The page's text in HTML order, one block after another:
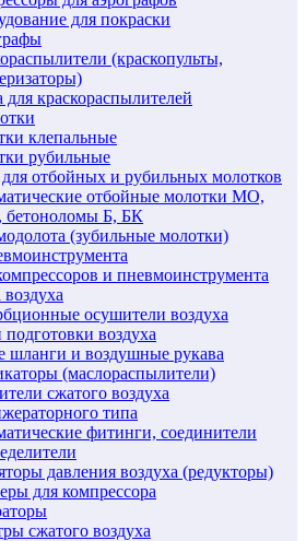
для покраски
(краскопульты,
для краскораспылителей
клепальные
рубильные
отбойных и рубильных молотков
отбойные молотки МО,
Б, БК
(зубильные молотки)
и пневмоинструмента
осушители воздуха
подготовки воздуха
шланги и воздушные рукава
(маслораспылители)
сжатого воздуха
типа
фитинги, соединители
давления воздуха (редукторы)
для компрессора
сжатого воздуха